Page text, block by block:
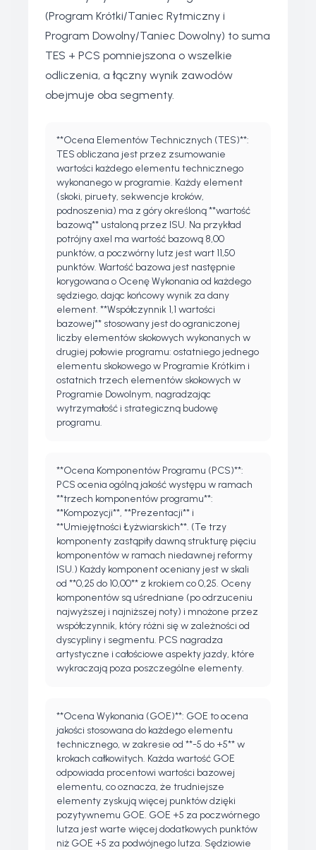
(Program Krótki/Taniec Rytmiczny i
Program Dowolny/Taniec Dowolny) to suma
TES + PCS pomniejszona o wszelkie
odliczenia, a łączny wynik zawodów
obejmuje oba segmenty.
**Ocena Elementów Technicznych (TES)**:
TES obliczana jest przez zsumowanie
wartości każdego elementu technicznego
wykonanego w programie. Każdy element
(skoki, piruety, sekwencje kroków,
podnoszenia) ma z góry określoną **wartość
bazową** ustaloną przez ISU. Na przykład
potrójny axel ma wartość bazową 8,00
punktów, a poczwórny lutz jest wart 11,50
punktów. Wartość bazowa jest następnie
korygowana o Ocenę Wykonania od każdego
sędziego, dając końcowy wynik za dany
element. **Współczynnik 1,1 wartości
bazowej** stosowany jest do ograniczonej
liczby elementów skokowych wykonanych w
drugiej połowie programu: ostatniego jednego
elementu skokowego w Programie Krótkim i
ostatnich trzech elementów skokowych w
Programie Dowolnym, nagradzając
wytrzymałość i strategiczną budowę
programu.
**Ocena Komponentów Programu (PCS)**:
PCS ocenia ogólną jakość występu w ramach
**trzech komponentów programu**:
**Kompozycji**, **Prezentacji** i
**Umiejętności Łyżwiarskich**. (Te trzy
komponenty zastąpiły dawną strukturę pięciu
komponentów w ramach niedawnej reformy
ISU.) Każdy komponent oceniany jest w skali
od **0,25 do 10,00** z krokiem co 0,25. Oceny
komponentów są uśredniane (po odrzuceniu
najwyższej i najniższej noty) i mnożone przez
współczynnik, który różni się w zależności od
dyscypliny i segmentu. PCS nagradza
artystyczne i całościowe aspekty jazdy, które
wykraczają poza poszczególne elementy.
**Ocena Wykonania (GOE)**: GOE to ocena
jakości stosowana do każdego elementu
technicznego, w zakresie od **-5 do +5** w
krokach całkowitych. Każda wartość GOE
odpowiada procentowi wartości bazowej
elementu, co oznacza, że trudniejsze
elementy zyskują więcej punktów dzięki
pozytywnemu GOE. GOE +5 za poczwórnego
lutza jest warte więcej dodatkowych punktów
niż GOE +5 za podwójnego lutza. Sędziowie